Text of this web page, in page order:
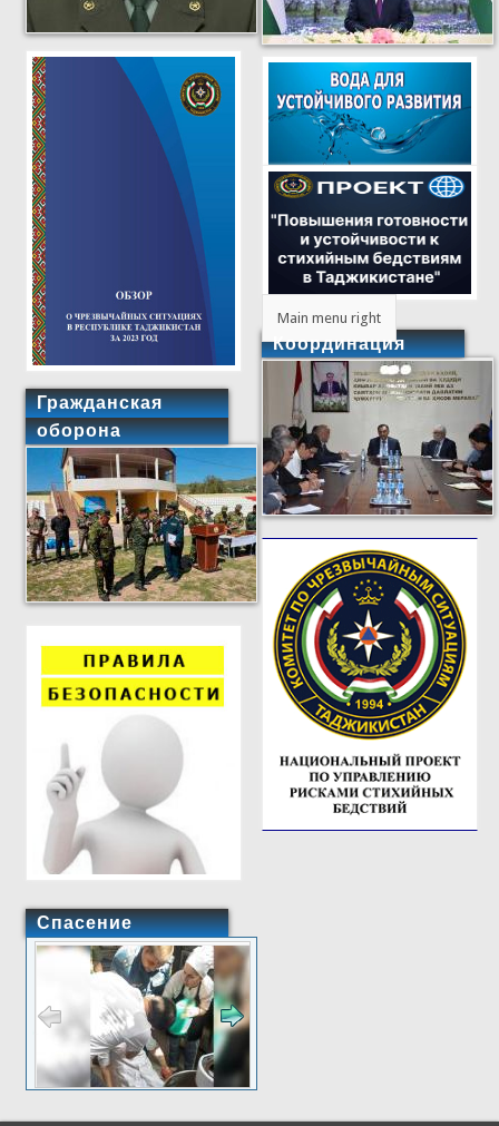
Гражданская
оборона
Спасение
Main menu right
Координация